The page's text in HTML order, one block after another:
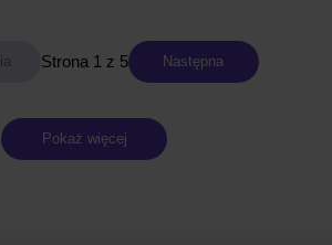
Strona 1 z 5 Następna
Pokaż więcej